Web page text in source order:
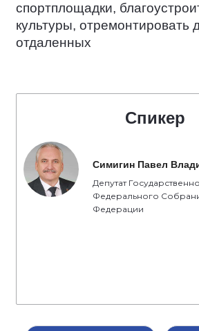
спортплощадки,
культуры, отремонтировать
отдаленных
Спикер
Симигин Павел
Депутат
Федерального
Федерации